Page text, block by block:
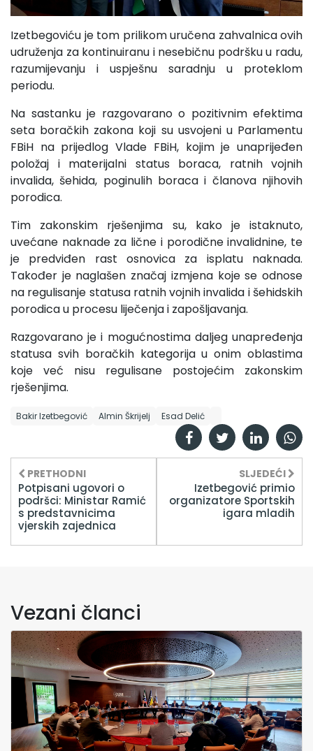
Izetbegoviću je tom prilikom uručena zahvalnica ovih
udruženja za kontinuiranu i nesebičnu podršku u radu,
razumijevanju i uspješnu saradnju u proteklom
periodu.
Na sastanku je razgovarano o pozitivnim efektima
seta boračkih zakona koji su usvojeni u Parlamentu
FBiH na prijedlog Vlade FBiH, kojim je unaprijeđen
položaj i materijalni status boraca, ratnih vojnih
invalida, šehida, poginulih boraca i članova njihovih
porodica.
Tim zakonskim rješenjima su, kako je istaknuto,
uvećane naknade za lične i porodične invalidnine, te
je predviđen rast osnovica za isplatu naknada.
Također je naglašen značaj izmjena koje se odnose
na regulisanje statusa ratnih vojnih invalida i šehidskih
porodica u procesu liječenja i zapošljavanja.
Razgovarano je i mogućnostima daljeg unapređenja
statusa svih boračkih kategorija u onim oblastima
koje već nisu regulisane postojećim zakonskim
rješenjima.
Bakir Izetbegović Almin Škrijelj Esad Delić
PRETHODNI
Potpisani ugovori o
podršci: Ministar Ramić
s predstavnicima
vjerskih zajednica
SLJEDEĆI
Izetbegović primio
organizatore Sportskih
igara mladih
Vezani članci